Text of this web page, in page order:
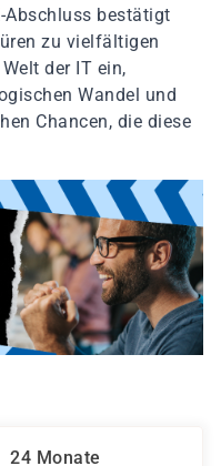
Abschluss bestätigt
zu vielfältigen
der IT ein,
Wandel und
Chancen, die diese
24 Monate